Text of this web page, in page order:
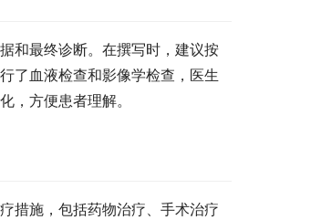
和最终诊断。在撰写时，建议按
了血液检查和影像学检查，医生
，方便患者理解。
措施，包括药物治疗、手术治疗